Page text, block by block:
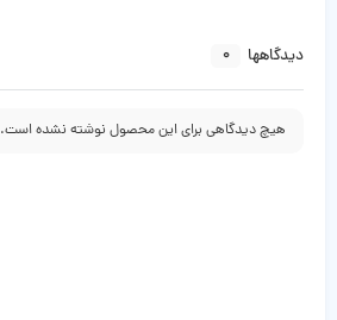
دیدگاهها 0
هیچ دیدگاهی برای این محصول نوشته نشده است.